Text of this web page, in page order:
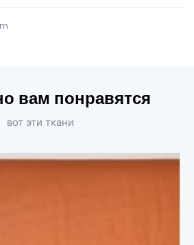
вам понравятся
вот эти ткани